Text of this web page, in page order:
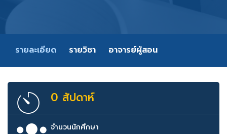
รายละเอียด รายวิชา อาจารย์ผู้สอน
0 สัปดาห์
จำนวนนักศึกษา